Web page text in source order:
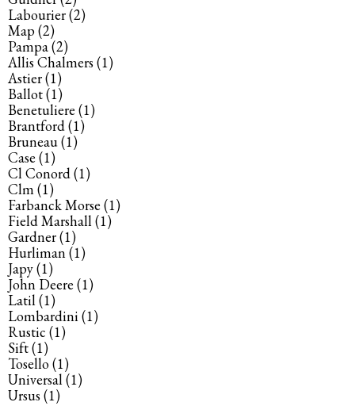
Labourier(2)
Map(2)
Pampa(2)
Allis Chalmers (1)
Astier(1)
Ballot(1)
Benetuliere (1)
Brantford(1)
Bruneau(1)
Case (1)
Cl Conord(1)
Clm(1)
Farbanck Morse (1)
Field Marshall(1)
Gardner(1)
Hurliman(1)
Japy(1)
John Deere (1)
Latil(1)
Lombardini(1)
Rustic (1)
Sift(1)
Tosello(1)
Universal(1)
Ursus (1)